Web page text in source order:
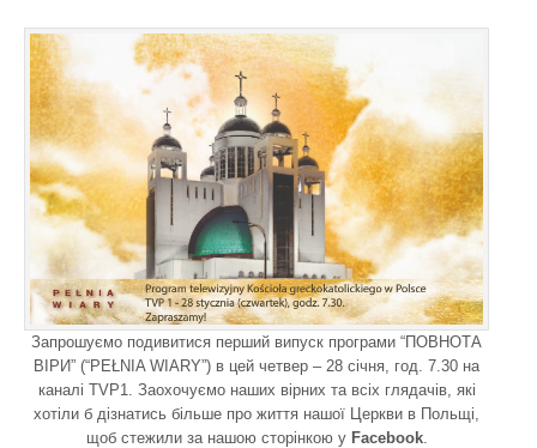
Запрошуємо подивитися перший випуск програми “ПОВНОТА
ВІРИ” (“PEŁNIA WIARY”) в цей четвер – 28 січня, год. 7.30 на
каналі TVP1. Заохочуємо наших вірних та всіх глядачів, які
хотіли б дізнатись більше про життя нашої Церкви в Польщі,
щоб стежили за нашою сторінкою у Facebook.